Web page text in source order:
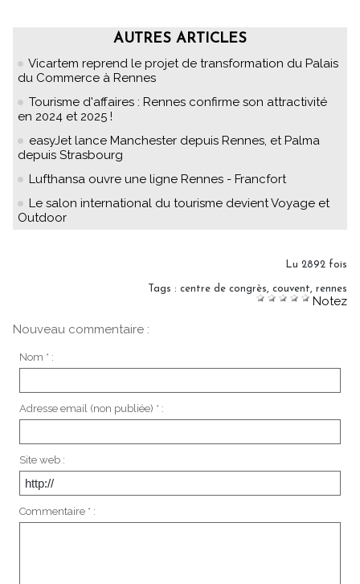
AUTRES ARTICLES
Vicartem reprend le projet de transformation du Palais
du Commerce à Rennes
Tourisme d'affaires : Rennes confirme son attractivité
en 2024 et 2025 !
easyJet lance Manchester depuis Rennes, et Palma
depuis Strasbourg
Lufthansa ouvre une ligne Rennes - Francfort
Le salon international du tourisme devient Voyage et
Outdoor
Lu 2892 fois
Tags : centre de congrès, couvent, rennes
Notez
Nouveau commentaire :
Nom * :
Adresse email (non publiée) * :
Site web :
Commentaire * :